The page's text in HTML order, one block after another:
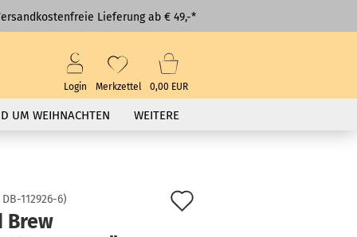
Lieferung ab € 49,-*
Login Merkzettel 0,00 EUR
UM WEIHNACHTEN WEITERE
DB-112926-6)
Brew